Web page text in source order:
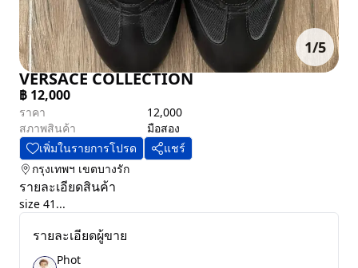
1/5
VERSACE COLLECTION
฿ 12,000
ราคา
12,000
สภาพสินค้า
มือสอง
เพิ่มในรายการโปรด
แชร์
กรุงเทพฯ เขตบางรัก
รายละเอียดสินค้า
size 41...
รายละเอียดผู้ขาย
Phot